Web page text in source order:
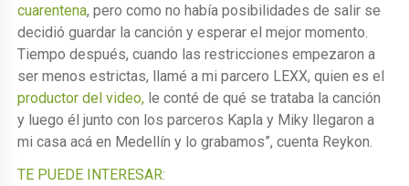
cuarentena, pero como no había posibilidades de salir se
decidió guardar la canción y esperar el mejor momento.
Tiempo después, cuando las restricciones empezaron a
ser menos estrictas, llamé a mi parcero LEXX, quien es el
productor del video, le conté de qué se trataba la canción
y luego él junto con los parceros Kapla y Miky llegaron a
mi casa acá en Medellín y lo grabamos”, cuenta Reykon.
TE PUEDE INTERESAR: